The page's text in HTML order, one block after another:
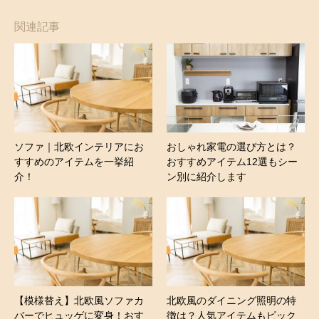
関連記事
ソファ｜北欧インテリアにお
すすめのアイテムを一挙紹
介！
おしゃれ家電の選び方とは？
おすすめアイテム12選もシー
ン別に紹介します
【模様替え】北欧風ソファカ
バーでヒュッゲに変身！おす
北欧風のダイニング照明の特
徴は？人気アイテムもピック